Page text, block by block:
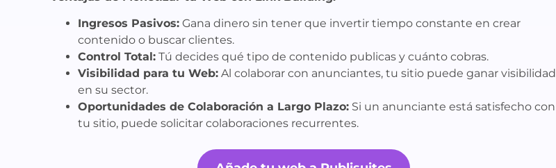
Ingresos Pasivos: Gana dinero sin tener que invertir tiempo constante en crear
contenido o buscar clientes.
Control Total: Tú decides qué tipo de contenido publicas y cuánto cobras.
Visibilidad para tu Web: Al colaborar con anunciantes, tu sitio puede ganar visibilidad
en su sector.
Oportunidades de Colaboración a Largo Plazo: Si un anunciante está satisfecho con
tu sitio, puede solicitar colaboraciones recurrentes.